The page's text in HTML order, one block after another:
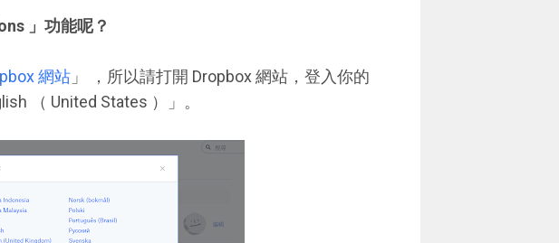
」功能呢？
網站 」 ，所以請打開 Dropbox 網站，登入你的
（ United States ）」。